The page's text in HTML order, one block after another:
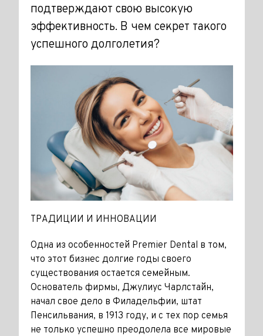
подтверждают свою высокую
эффективность. В чем секрет такого
успешного долголетия?
ТРАДИЦИИ И ИННОВАЦИИ
Одна из особенностей Premier Dental в том,
что этот бизнес долгие годы своего
существования остается семейным.
Основатель фирмы, Джулиус Чарлстайн,
начал свое дело в Филадельфии, штат
Пенсильвания, в 1913 году, и с тех пор семья
не только успешно преодолела все мировые